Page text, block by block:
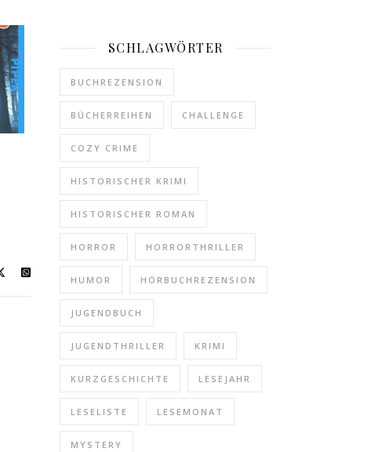
SCHLAGWÖRTER
BUCHREZENSION
BÜCHERREIHEN CHALLENGE
COZY CRIME
HISTORISCHER KRIMI
HISTORISCHER ROMAN
HORROR HORRORTHRILLER
HUMOR HÖRBUCHREZENSION
JUGENDBUCH
JUGENDTHRILLER KRIMI
KURZGESCHICHTE LESEJAHR
LESELISTE LESEMONAT
MYSTERY